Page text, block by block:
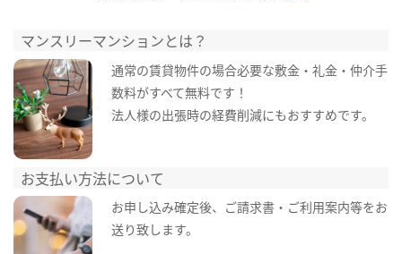
マンスリーマンションとは？
通常の賃貸物件の場合必要な敷金・礼金・仲介手
数料がすべて無料です！
法人様の出張時の経費削減にもおすすめです。
お支払い方法について
お申し込み確定後、ご請求書・ご利用案内等をお
送り致します。